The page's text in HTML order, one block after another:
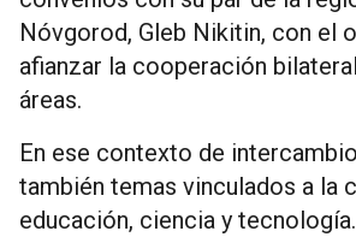
Nóvgorod, Gleb Nikitin, con el
afianzar la cooperación
áreas.
En ese contexto de
también temas vinculados a la
educación, ciencia y